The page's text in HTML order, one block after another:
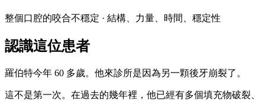
整個口腔的咬合不穩定 · 結構、力量、時間、穩定性
認識這位患者
羅伯特今年 60 多歲。他來診所是因為另一顆後牙崩裂了。
這不是第一次。在過去的幾年裡，他已經有多個填充物破裂、